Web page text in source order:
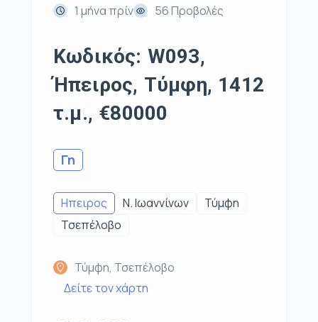
1 μήνα πρίν
56 Προβολές
Κωδικός: W093,
Ήπειρος, Τύμφη, 1412
τ.μ., €80000
Γη
Ηπειρος Ν. Ιωαννίνων
Τύμφη
Τσεπέλοβο
Τύμφη, Τσεπέλοβο
Δείτε τον χάρτη